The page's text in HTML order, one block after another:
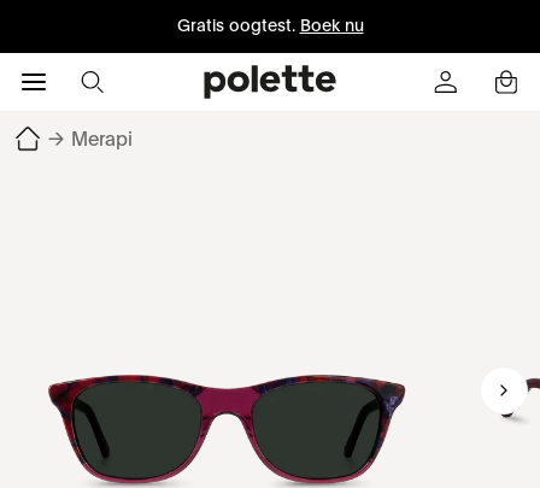
Gratis oogtest. Boek nu
→ Merapi